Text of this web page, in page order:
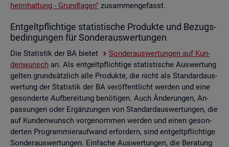
heim­hal­tung - Grund­la­gen" zu­sam­men­ge­fasst.
Ent­gelt­pflich­ti­ge sta­tis­ti­sche Pro­duk­te und Be­zugs­
be­din­gun­gen für Son­der­aus­wer­tun­gen
Die Sta­tis­tik der BA bie­tet
Son­der­aus­wer­tun­gen auf Kun­
den­wunsch an. Als ent­gelt­pflich­ti­ge sta­tis­ti­sche Aus­wer­tung
gel­ten grund­sätz­lich alle Pro­duk­te, die nicht als Stan­dard­aus­
wer­tung der Sta­tis­tik der BA ver­öf­fent­licht wer­den und eine
ge­son­der­te Auf­be­rei­tung be­nö­ti­gen. Auch Än­de­run­gen, An­
pas­sun­gen oder Er­gän­zun­gen von Stan­dard­aus­wer­tun­gen, die
auf Kun­den­wunsch vor­ge­nom­men wer­den und einen ge­son­
der­ten Pro­gram­mier­auf­wand er­for­dern, sind ent­gelt­pflich­ti­ge
Son­der­aus­wer­tun­gen. Ein­fa­che Aus­wer­tun­gen, die Be­ra­tung